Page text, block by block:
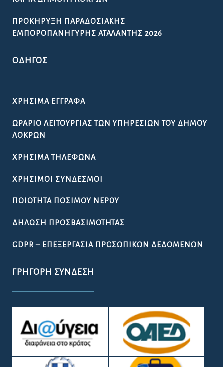
ΠΡΟΚΉΡΥΞΗ ΠΑΡΑΔΟΣΙΑΚΉΣ
ΕΜΠΟΡΟΠΑΝΉΓΥΡΗΣ ΑΤΑΛΆΝΤΗΣ 2026
ΟΔΗΓΌΣ
ΧΡΉΣΙΜΑ ΈΓΓΡΑΦΑ
ΩΡΆΡΙΟ ΛΕΙΤΟΥΡΓΊΑΣ ΤΩΝ ΥΠΗΡΕΣΙΏΝ ΤΟΥ ΔΉΜΟΥ
ΛΟΚΡΏΝ
ΧΡΉΣΙΜΑ ΤΗΛΈΦΩΝΑ
ΧΡΉΣΙΜΟΙ ΣΎΝΔΕΣΜΟΙ
ΠΟΙΌΤΗΤΑ ΠΌΣΙΜΟΥ ΝΕΡΟΎ
ΔΉΛΩΣΗ ΠΡΟΣΒΑΣΙΜΌΤΗΤΑΣ
GDPR – ΕΠΕΞΕΡΓΑΣΙΑ ΠΡΟΣΩΠΙΚΩΝ ΔΕΔΟΜΕΝΩΝ
ΓΡΉΓΟΡΗ ΣΎΝΔΕΣΗ